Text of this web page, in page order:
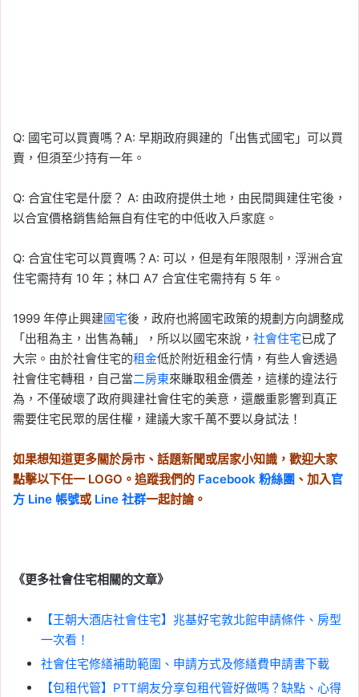
Q: 國宅可以買賣嗎？A: 早期政府興建的「出售式國宅」可以買
賣，但須至少持有一年。
Q: 合宜住宅是什麼？ A: 由政府提供土地，由民間興建住宅後，
以合宜價格銷售給無自有住宅的中低收入戶家庭。
Q: 合宜住宅可以買賣嗎？A: 可以，但是有年限限制，浮洲合宜
住宅需持有 10 年；林口 A7 合宜住宅需持有 5 年。
1999 年停止興建國宅後，政府也將國宅政策的規劃方向調整成
「出租為主，出售為輔」，所以以國宅來說， 社會住宅已成了
大宗。由於社會住宅的租金低於附近租金行情，有些人會透過
社會住宅轉租，自己當二房東來賺取租金價差，這樣的違法行
為，不僅破壞了政府興建社會住宅的美意，還嚴重影響到真正
需要住宅民眾的居住權，建議大家千萬不要以身試法！
如果想知道更多關於房市、話題新聞或居家小知識，歡迎大家
點擊以下任一 LOGO。追蹤我們的 Facebook 粉絲團 、加入官
方 Line 帳號或 Line 社群一起討論。
《更多社會住宅相關的文章》
【王朝大酒店社會住宅】兆基好宅敦北館申請條件、房型
一次看！
社會住宅修繕補助範圍、申請方式及修繕費申請書下載
【包租代管】PTT網友分享包租代管好做嗎？缺點、心得